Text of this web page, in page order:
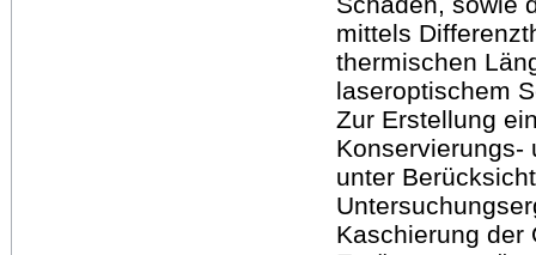
mittels
thermischen
laseroptischem
Zur Erstellung
Konservierungs-
unter
Kaschierung der